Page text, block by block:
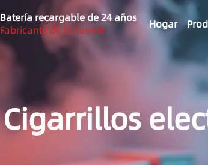
Batería recargable de 24 años
Fabricante de la fuente
Hogar
Cigarrillos